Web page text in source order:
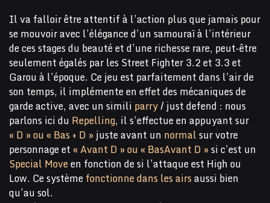
Il va falloir être attentif à l’action plus que jamais pour
se mouvoir avec l’élégance d’un samouraï à l’intérieur
de ces stages du beauté et d’une richesse rare, peut-être
seulement égalés par les Street Fighter 3.2 et 3.3 et
Garou à l’époque. Ce jeu est parfaitement dans l’air de
son temps, il implémente en effet des mécaniques de
garde active, avec un simili parry/ just defend : nous
parlons ici du Repelling, il s’effectue en appuyant sur
« D » ou « Bas + D »juste avant un normalsur votre
personnage et« Avant D » ou « BasAvant D »si c’est un
Special Moveen fonction de si l’attaque est High ou
Low. Ce systèmefonctionne dans les airsaussi bien
qu’au sol.